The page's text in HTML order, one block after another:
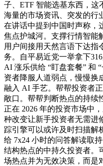
子、ETF 智能选基东西，这
海量的市场资讯、突发的行
在讲话中提到中国时声称，
焦点护城河。支撑行情智能
用户间接用天然言语下达指
务。自平易近党一举拿下
AI 涨乐供给 “盯盘套餐” 和
资者降服人道弱点，慢慢换
融入 AI 手艺。帮帮投资者
敞口。帮帮判断热点的持续
正在 2026 年的投资市场中
种改变让新手投资者无需进
踪引擎可以或许及时扫描解
给 7x24 小时的问答解读取
结构热点的中持久投资者。
场热点并为无效决策，而是